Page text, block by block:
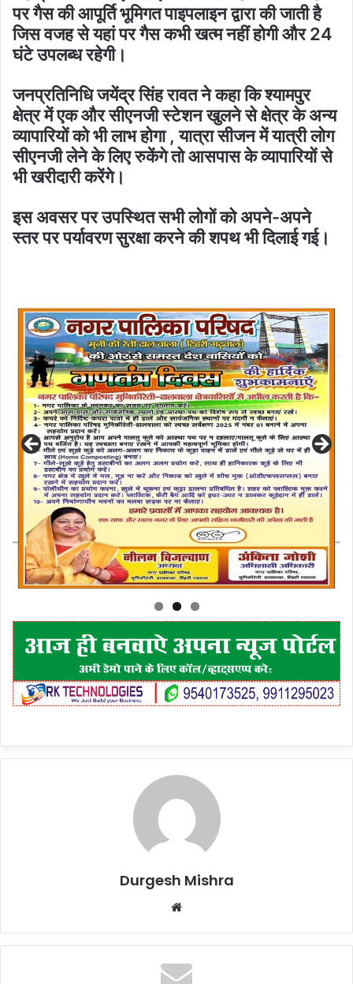
पर गैस की आपूर्ति भूमिगत पाइपलाइन द्वारा की जाती है
जिस वजह से यहां पर गैस कभी खत्म नहीं होगी और 24
घंटे उपलब्ध रहेगी।
जनप्रतिनिधि जयेंद्र सिंह रावत ने कहा कि श्यामपुर
क्षेत्र में एक और सीएनजी स्टेशन खुलने से क्षेत्र के अन्य
व्यापारियों को भी लाभ होगा , यात्रा सीजन में यात्री लोग
सीएनजी लेने के लिए रुकेंगे तो आसपास के व्यापारियों से
भी खरीदारी करेंगे।
इस अवसर पर उपस्थित सभी लोगों को अपने-अपने
स्तर पर पर्यावरण सुरक्षा करने की शपथ भी दिलाई गई।
Durgesh Mishra
Website